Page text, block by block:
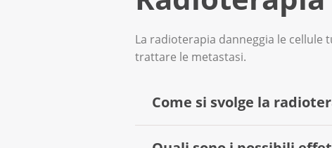
ipertensione arteriosa;
aumento del rischio di
di prima;
La radioterapia danneggia le cellule
trattare le metastasi.
Come si svolge la